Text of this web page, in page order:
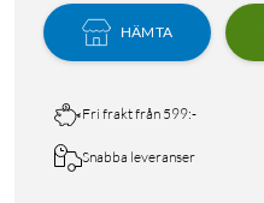
HÄMTA
Fri frakt från 599:-
Snabba leveranser